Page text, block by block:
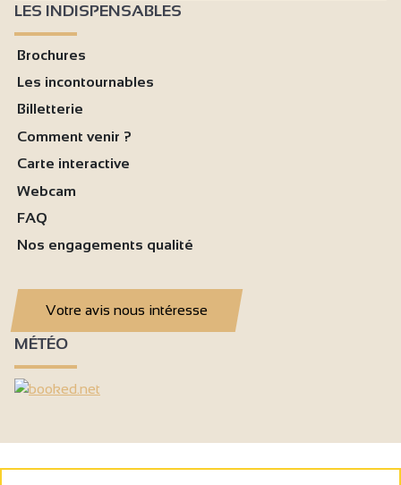
LES INDISPENSABLES
Brochures
Les incontournables
Billetterie
Comment venir ?
Carte interactive
Webcam
FAQ
Nos engagements qualité
Votre avis nous intéresse
MÉTÉO